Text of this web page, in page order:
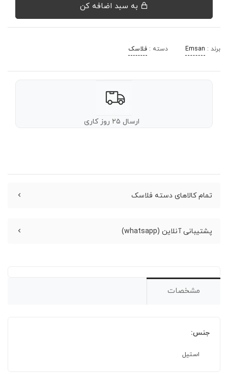
برند : Emsan دسته : فلاسک
ارسال ۲۵ روز کاری
تمام کالاهای دسته فلاسک
پشتیبانی آنلاین (whatsapp)
مشخصات
جنس:
استیل